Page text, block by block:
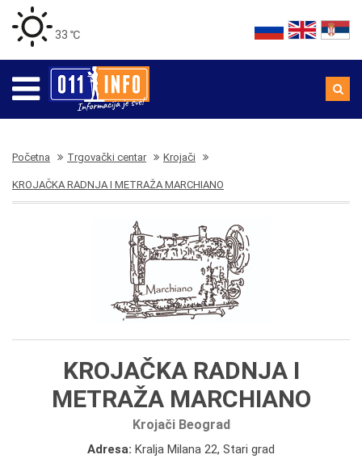
33 ℃
Početna Trgovački centar Krojači
KROJAČKA RADNJA I METRAŽA MARCHIANO
KROJAČKA RADNJA I
METRAŽA MARCHIANO
Krojači Beograd
Adresa: Kralja Milana 22, Stari grad